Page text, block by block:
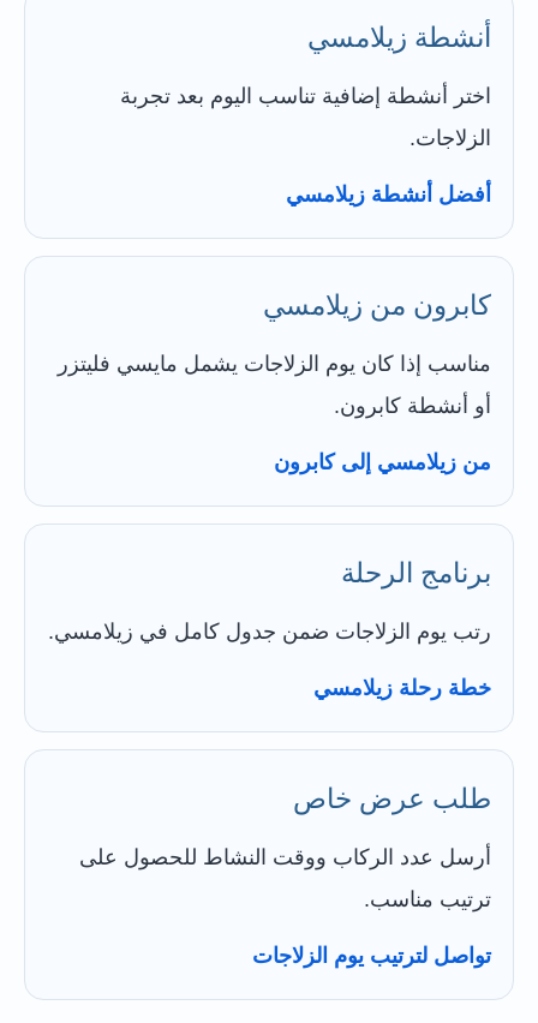
أنشطة زيلامسي
اختر أنشطة إضافية تناسب اليوم بعد تجربة
الزلاجات.
أفضل أنشطة زيلامسي
كابرون من زيلامسي
مناسب إذا كان يوم الزلاجات يشمل مايسي فليتزر
أو أنشطة كابرون.
من زيلامسي إلى كابرون
برنامج الرحلة
رتب يوم الزلاجات ضمن جدول كامل في زيلامسي.
خطة رحلة زيلامسي
طلب عرض خاص
أرسل عدد الركاب ووقت النشاط للحصول على
ترتيب مناسب.
تواصل لترتيب يوم الزلاجات